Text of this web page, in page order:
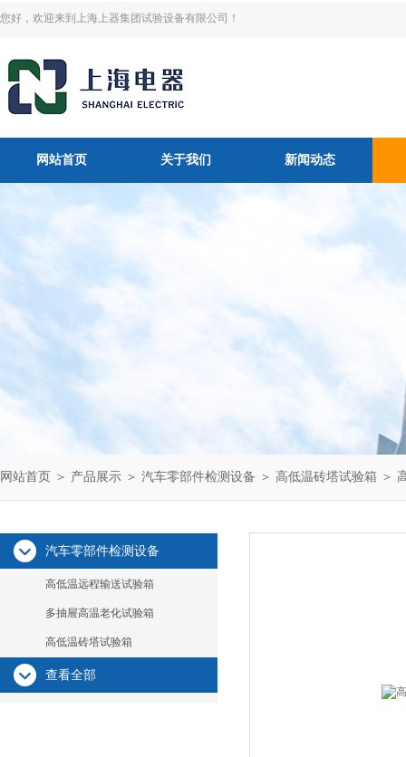
您好，欢迎来到上海上器集团试验设备有限公司！
网站首页 关于我们 新闻动态
网站首页 ＞ 产品展示 ＞ 汽车零部件检测设备 ＞ 高低温砖塔试验箱 ＞
汽车零部件检测设备
高低温远程输送试验箱
多抽屉高温老化试验箱
高低温砖塔试验箱
查看全部